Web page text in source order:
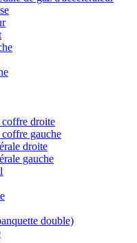
coffre droite
coffre gauche
droite
gauche
double)